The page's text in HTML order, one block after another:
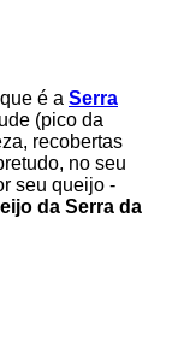
é a Serra
(pico da
recobertas
no seu
seu queijo -
da Serra da